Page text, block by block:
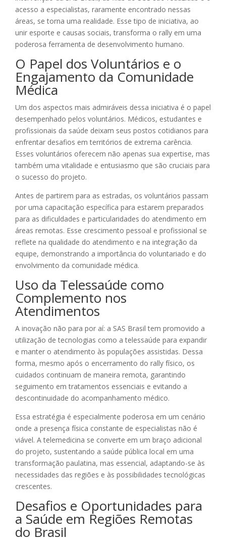
acesso a especialistas, raramente encontrado nessas
áreas, se torna uma realidade. Esse tipo de iniciativa, ao
unir esporte e causas sociais, transforma o rally em uma
poderosa ferramenta de desenvolvimento humano.
O Papel dos Voluntários e o
Engajamento da Comunidade
Médica
Um dos aspectos mais admiráveis dessa iniciativa é o papel
desempenhado pelos voluntários. Médicos, estudantes e
profissionais da saúde deixam seus postos cotidianos para
enfrentar desafios em territórios de extrema carência.
Esses voluntários oferecem não apenas sua expertise, mas
também uma vitalidade e entusiasmo que são cruciais para
o sucesso do projeto.
Antes de partirem para as estradas, os voluntários passam
por uma capacitação específica para estarem preparados
para as dificuldades e particularidades do atendimento em
áreas remotas. Esse crescimento pessoal e profissional se
reflete na qualidade do atendimento e na integração da
equipe, demonstrando a importância do voluntariado e do
envolvimento da comunidade médica.
Uso da Telessaúde como
Complemento nos
Atendimentos
A inovação não para por aí: a SAS Brasil tem promovido a
utilização de tecnologias como a telessaúde para expandir
e manter o atendimento às populações assistidas. Dessa
forma, mesmo após o encerramento do rally físico, os
cuidados continuam de maneira remota, garantindo
seguimento em tratamentos essenciais e evitando a
descontinuidade do acompanhamento médico.
Essa estratégia é especialmente poderosa em um cenário
onde a presença física constante de especialistas não é
viável. A telemedicina se converte em um braço adicional
do projeto, sustentando a saúde pública local em uma
transformação paulatina, mas essencial, adaptando-se às
necessidades das regiões e às possibilidades tecnológicas
crescentes.
Desafios e Oportunidades para
a Saúde em Regiões Remotas
do Brasil